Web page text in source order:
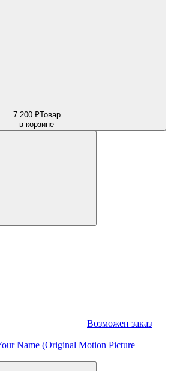
7 200 ₽Товар
в корзине
Возможен заказ
Name (Original Motion Picture